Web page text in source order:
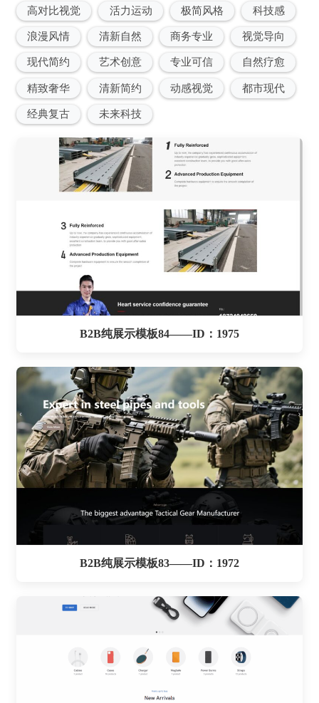
高对比视觉 活力运动 极简风格 科技感
浪漫风情 清新自然 商务专业 视觉导向
现代简约 艺术创意 专业可信 自然疗愈
精致奢华 清新简约 动感视觉 都市现代
经典复古 未来科技
B2B纯展示模板84——ID：1975
B2B纯展示模板83——ID：1972